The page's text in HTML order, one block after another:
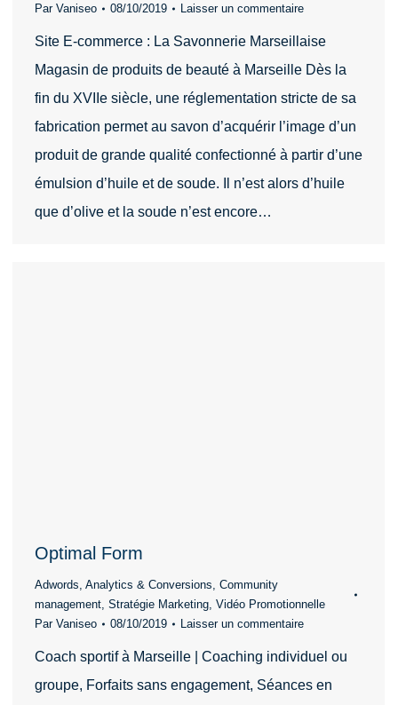
Par Vaniseo 08/10/2019 Laisser un commentaire
Site E-commerce : La Savonnerie Marseillaise
Magasin de produits de beauté à Marseille Dès la
fin du XVIIe siècle, une réglementation stricte de sa
fabrication permet au savon d’acquérir l’image d’un
produit de grande qualité confectionné à partir d’une
émulsion d’huile et de soude. Il n’est alors d’huile
que d’olive et la soude n’est encore…
Optimal Form
Adwords, Analytics & Conversions, Community
management, Stratégie Marketing, Vidéo Promotionnelle
Par Vaniseo 08/10/2019 Laisser un commentaire
Coach sportif à Marseille | Coaching individuel ou
groupe‎, Forfaits sans engagement, Séances en